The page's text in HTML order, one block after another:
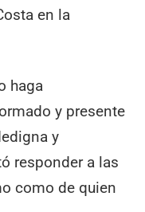
en la
haga
y presente
y
responder a las
como de quien